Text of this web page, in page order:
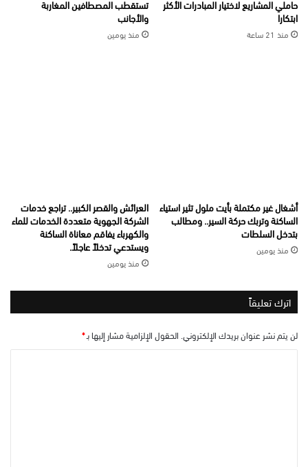
حاملي المشاريع لاختيار المبادرات الأكثر
ابتكارا
منذ 21 ساعة
تستقطب المصطافين المغاربة
والأجانب
منذ يومين
أشغال غير مكتملة بأيت ملول تثير استياء
الساكنة وتربك حركة السير.. ومطالب
بتدخل السلطات
منذ يومين
العرائش والقصر الكبير.. تراجع خدمات
الشركة الجهوية متعددة الخدمات للماء
والكهرباء يفاقم معاناة الساكنة
ويستدعي تدخلاً عاجلاً.
منذ يومين
اترك تعليقاً
لن يتم نشر عنوان بريدك الإلكتروني. الحقول الإلزامية مشار إليها بـ*